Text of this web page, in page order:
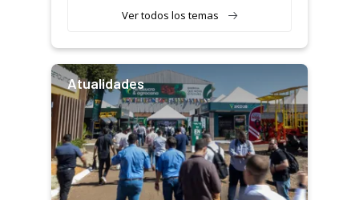
Ver todos los temas
Atualidades